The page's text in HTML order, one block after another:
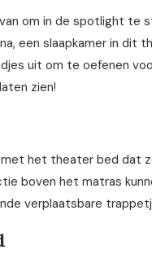
om in de spotlight te
een slaapkamer in dit
uit om te oefenen
zien!
het theater bed dat
boven het matras
verplaatsbare